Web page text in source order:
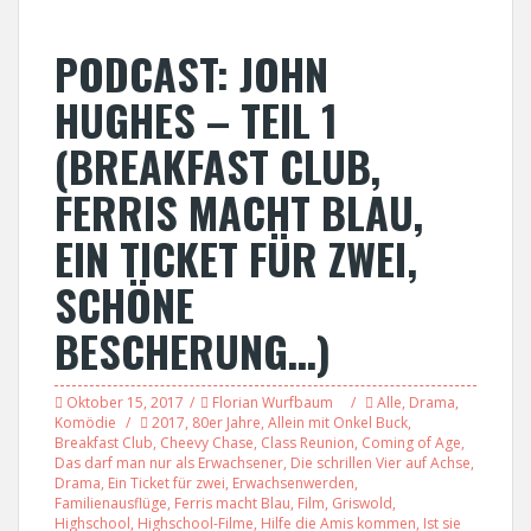
PODCAST: JOHN
HUGHES – TEIL 1
(BREAKFAST CLUB,
FERRIS MACHT BLAU,
EIN TICKET FÜR ZWEI,
SCHÖNE
BESCHERUNG…)
Oktober 15, 2017 Florian Wurfbaum Alle, Drama,
Komödie
2017, 80er Jahre, Allein mit Onkel Buck,
Breakfast Club, Cheevy Chase, Class Reunion, Coming of Age,
Das darf man nur als Erwachsener, Die schrillen Vier auf Achse,
Drama, Ein Ticket für zwei, Erwachsenwerden,
Familienausflüge, Ferris macht Blau, Film, Griswold,
Highschool, Highschool-Filme, Hilfe die Amis kommen, Ist sie